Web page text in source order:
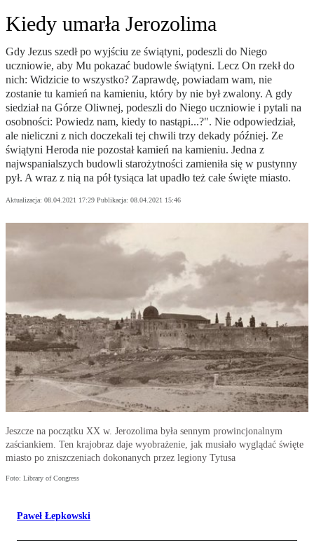
Kiedy umarła Jerozolima
Gdy Jezus szedł po wyjściu ze świątyni, podeszli do Niego
uczniowie, aby Mu pokazać budowle świątyni. Lecz On rzekł do
nich: Widzicie to wszystko? Zaprawdę, powiadam wam, nie
zostanie tu kamień na kamieniu, który by nie był zwalony. A gdy
siedział na Górze Oliwnej, podeszli do Niego uczniowie i pytali na
osobności: Powiedz nam, kiedy to nastąpi...?". Nie odpowiedział,
ale nieliczni z nich doczekali tej chwili trzy dekady później. Ze
świątyni Heroda nie pozostał kamień na kamieniu. Jedna z
najwspanialszych budowli starożytności zamieniła się w pustynny
pył. A wraz z nią na pół tysiąca lat upadło też całe święte miasto.
Aktualizacja: 08.04.2021 17:29 Publikacja: 08.04.2021 15:46
Jeszcze na początku XX w. Jerozolima była sennym prowincjonalnym
zaściankiem. Ten krajobraz daje wyobrażenie, jak musiało wyglądać święte
miasto po zniszczeniach dokonanych przez legiony Tytusa
Foto: Library of Congress
Paweł Łepkowski